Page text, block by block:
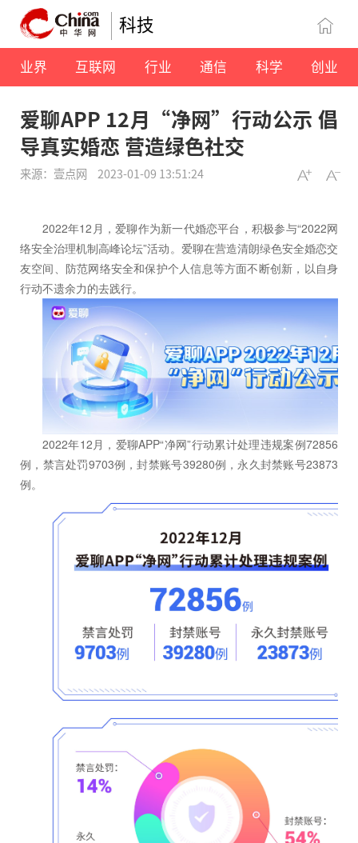
科技
业界 互联网 行业 通信 科学 创业
爱聊APP 12月“净网”行动公示 倡
导真实婚恋 营造绿色社交
来源：壹点网 2023-01-09 13:51:24
2022年12月，爱聊作为新一代婚恋平台，积极参与“2022网
络安全治理机制高峰论坛”活动。爱聊在营造清朗绿色安全婚恋交
友空间、防范网络安全和保护个人信息等方面不断创新，以自身
行动不遗余力的去践行。
2022年12月，爱聊APP“净网”行动累计处理违规案例72856
例，禁言处罚9703例，封禁账号39280例，永久封禁账号23873
例。